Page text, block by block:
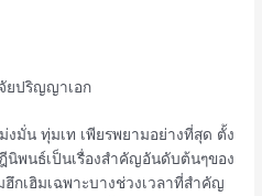
ยปริญญาเอก
งมั่น ทุ่มเท เพียรพยามอย่างที่สุด ตั้ง
นิพนธ์เป็นเรื่องสำคัญอันดับต้นๆของ
เฮิมเฉพาะบางช่วงเวลาที่สำคัญ